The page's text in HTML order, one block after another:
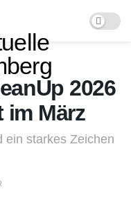
2026
im März
ein starkes Zeichen